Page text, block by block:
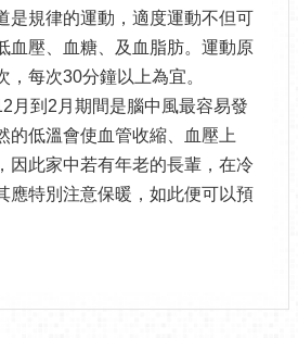
是規律的運動，適度運動不但可
血壓、血糖、及血脂肪。運動原
，每次30分鐘以上為宜。
月到2月期間是腦中風最容易發
的低溫會使血管收縮、血壓上
因此家中若有年老的長輩，在冷
應特別注意保暖，如此便可以預